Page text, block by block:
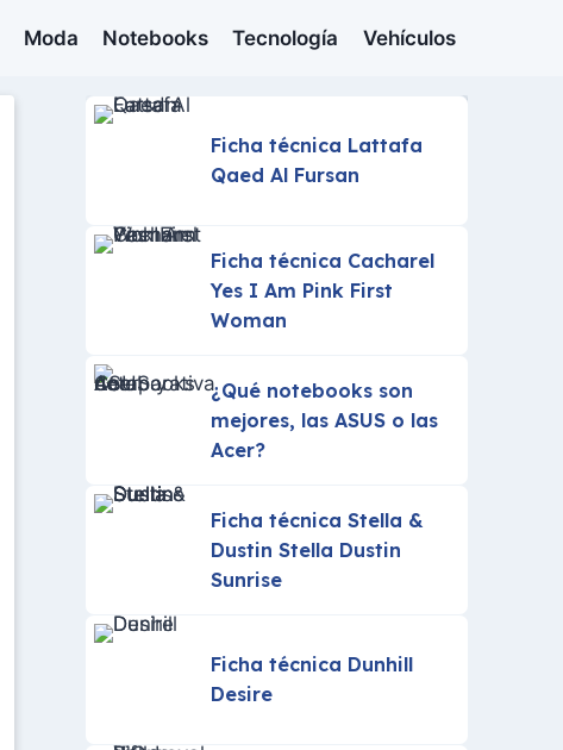
Moda Notebooks Tecnología Vehículos
Ficha técnica Lattafa
Qaed Al Fursan
Ficha técnica Cacharel
Yes I Am Pink First
Woman
¿Qué notebooks son
mejores, las ASUS o las
Acer?
Ficha técnica Stella &
Dustin Stella Dustin
Sunrise
Ficha técnica Dunhill
Desire